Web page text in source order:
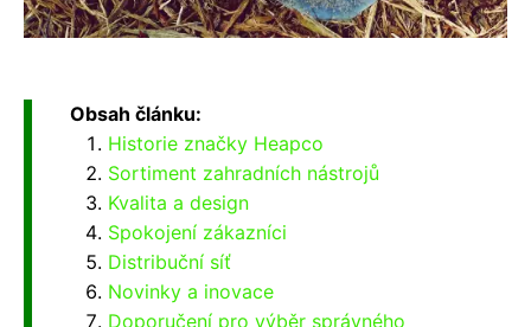
Obsah článku:
Historie značky Heapco
Sortiment zahradních nástrojů
Kvalita a design
Spokojení zákazníci
Distribuční síť
Novinky a inovace
Doporučení pro výběr správného